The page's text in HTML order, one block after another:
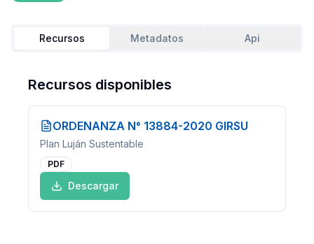
Recursos Metadatos Api
Recursos disponibles
ORDENANZA N° 13884-2020 GIRSU
Plan Luján Sustentable
PDF
Descargar